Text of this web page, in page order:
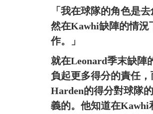
「我在球隊的角色是
然在Kawhi缺陣的情況
作。」
就在Leonard季末缺陣
負起更多得分的責任
Harden的得分對球隊
義的。他知道在Kawhi